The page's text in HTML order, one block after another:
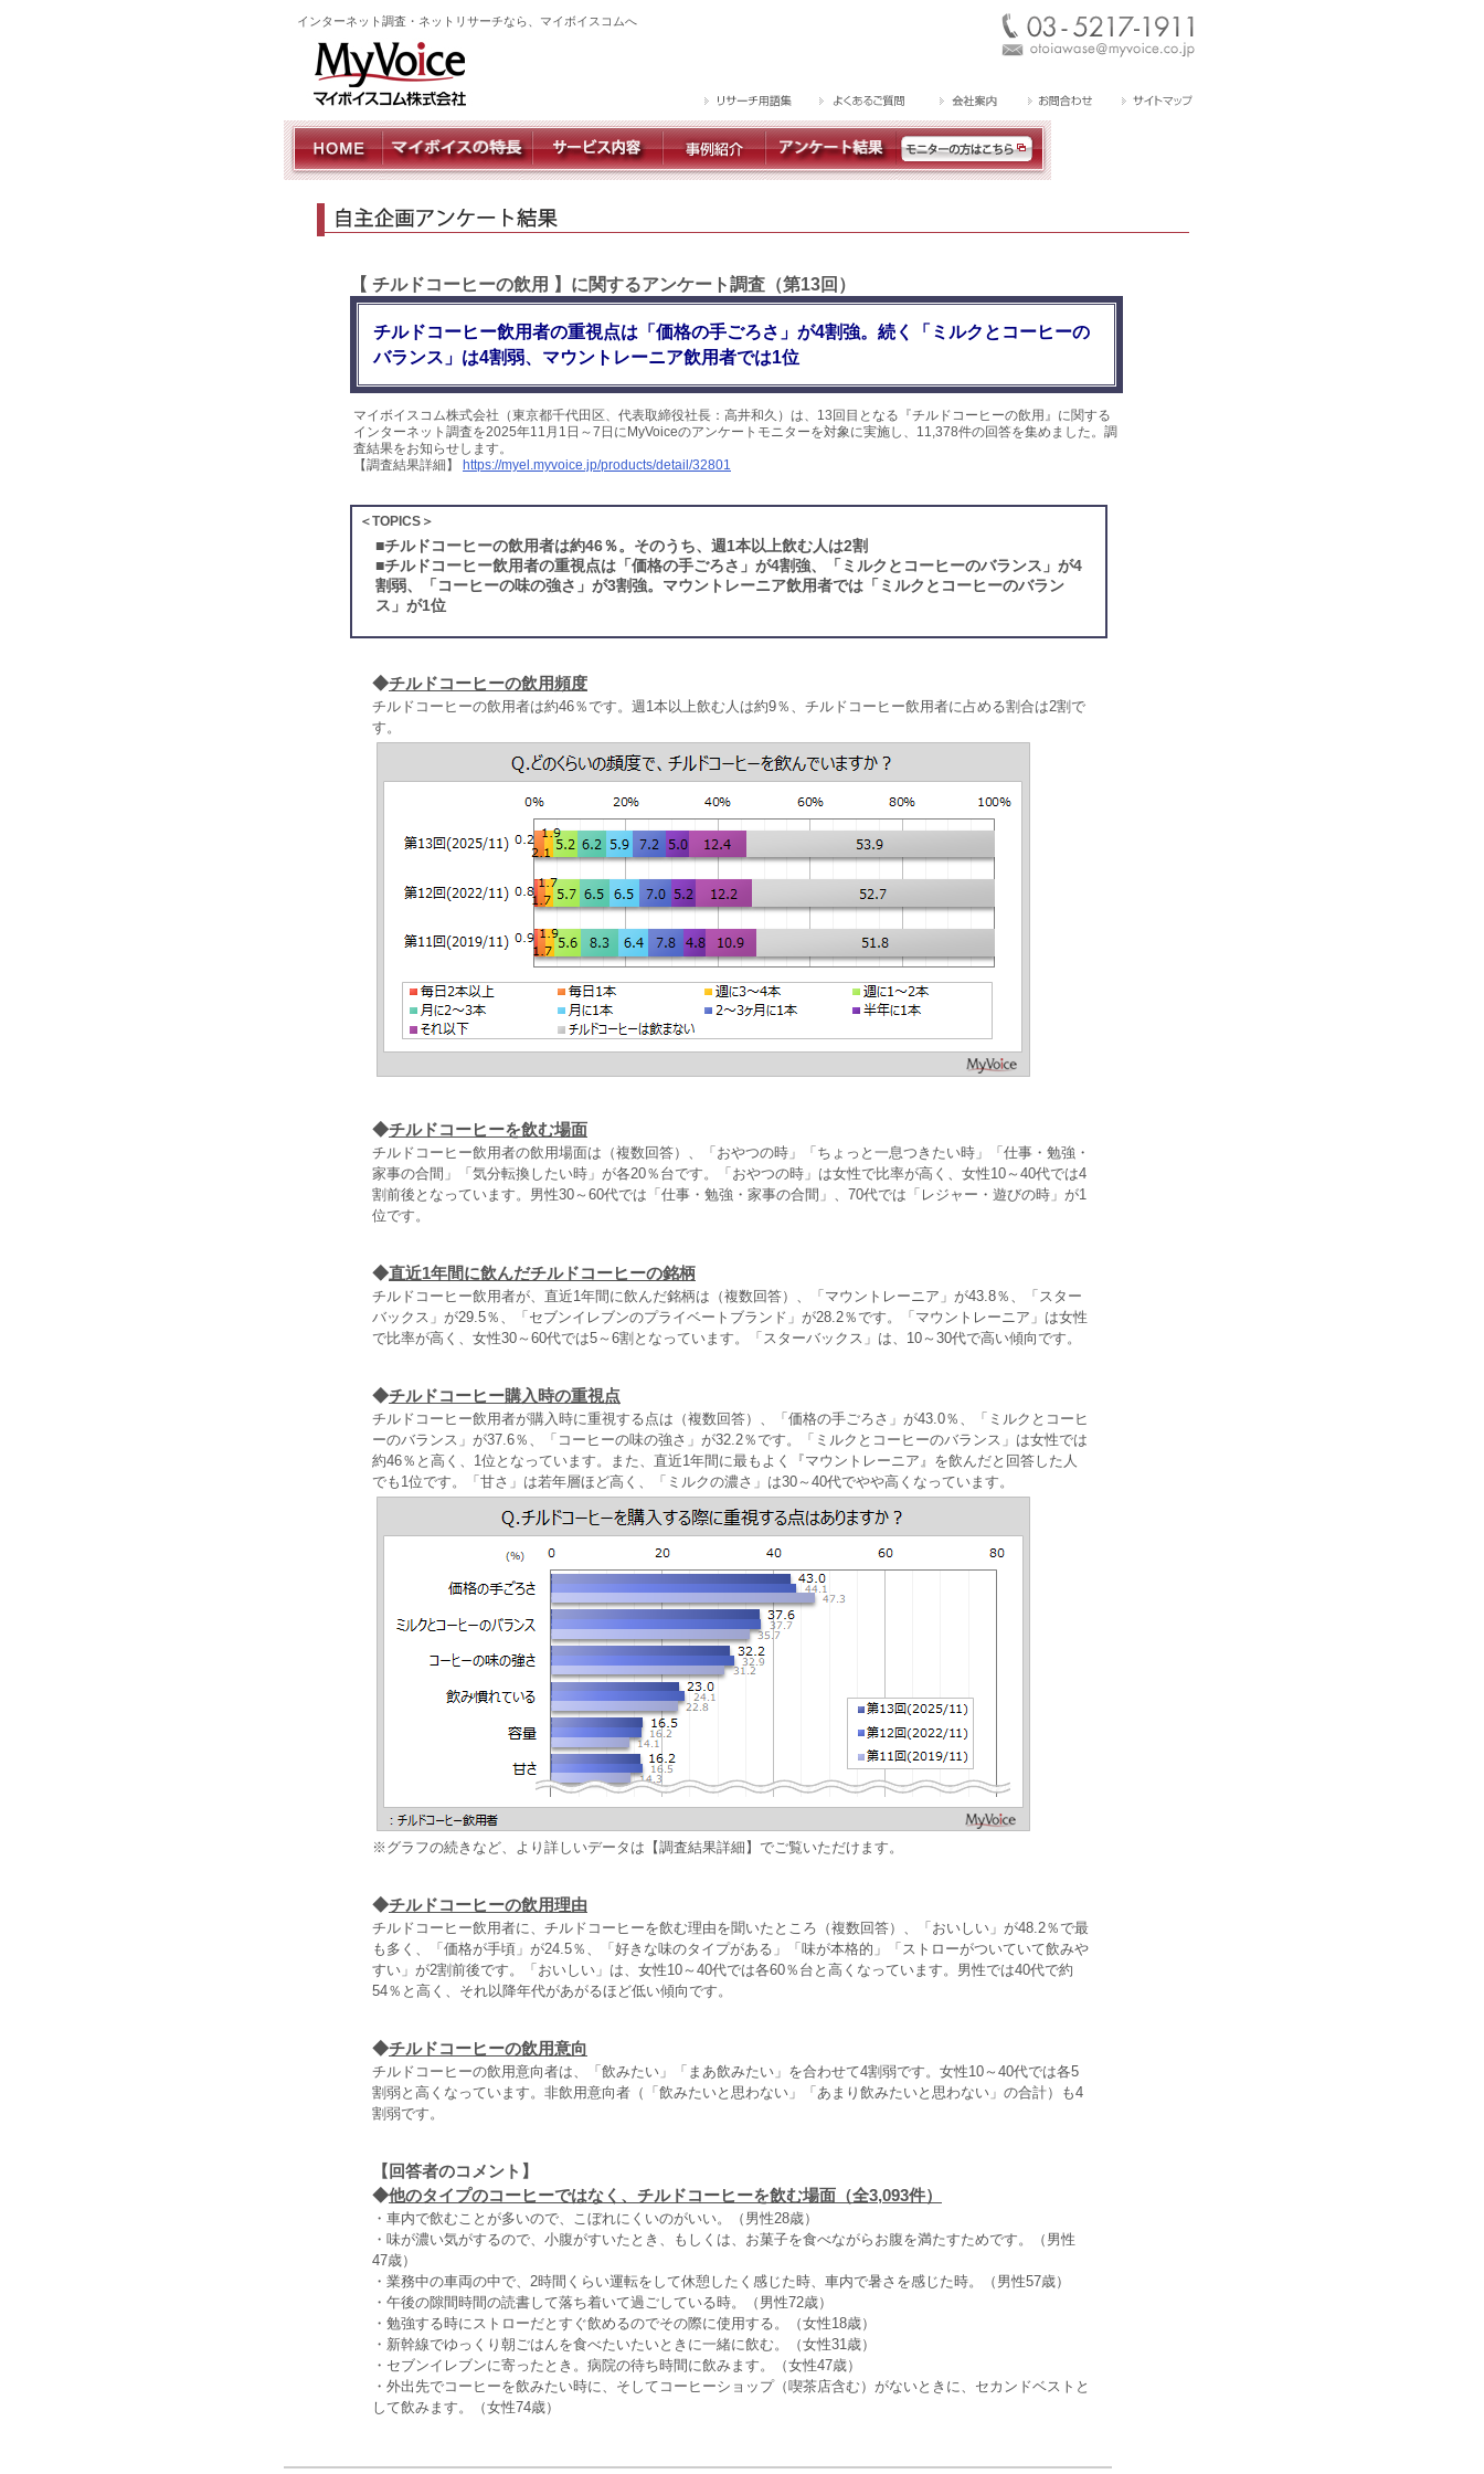
インターネット調査・ネットリサーチなら、マイボイスコムへ
【 チルドコーヒーの飲用 】に関するアンケート調査（第13回）
チルドコーヒー飲用者の重視点は「価格の手ごろさ」が4割強。続く「ミルクとコーヒーの
バランス」は4割弱、マウントレーニア飲用者では1位
マイボイスコム株式会社（東京都千代田区、代表取締役社長：高井和久）は、13回目となる『チルドコーヒーの飲用』に関する
インターネット調査を2025年11月1日～7日にMyVoiceのアンケートモニターを対象に実施し、11,378件の回答を集めました。調
査結果をお知らせします。
【調査結果詳細】
https://myel.myvoice.jp/products/detail/32801
＜TOPICS＞
■チルドコーヒーの飲用者は約46％。そのうち、週1本以上飲む人は2割
■チルドコーヒー飲用者の重視点は「価格の手ごろさ」が4割強、「ミルクとコーヒーのバランス」が4
割弱、「コーヒーの味の強さ」が3割強。マウントレーニア飲用者では「ミルクとコーヒーのバラン
ス」が1位
◆チルドコーヒーの飲用頻度
チルドコーヒーの飲用者は約46％です。週1本以上飲む人は約9％、チルドコーヒー飲用者に占める割合は2割で
す。
◆チルドコーヒーを飲む場面
チルドコーヒー飲用者の飲用場面は（複数回答）、「おやつの時」「ちょっと一息つきたい時」「仕事・勉強・
家事の合間」「気分転換したい時」が各20％台です。「おやつの時」は女性で比率が高く、女性10～40代では4
割前後となっています。男性30～60代では「仕事・勉強・家事の合間」、70代では「レジャー・遊びの時」が1
位です。
◆直近1年間に飲んだチルドコーヒーの銘柄
チルドコーヒー飲用者が、直近1年間に飲んだ銘柄は（複数回答）、「マウントレーニア」が43.8％、「スター
バックス」が29.5％、「セブンイレブンのプライベートブランド」が28.2％です。「マウントレーニア」は女性
で比率が高く、女性30～60代では5～6割となっています。「スターバックス」は、10～30代で高い傾向です。
◆チルドコーヒー購入時の重視点
チルドコーヒー飲用者が購入時に重視する点は（複数回答）、「価格の手ごろさ」が43.0％、「ミルクとコーヒ
ーのバランス」が37.6％、「コーヒーの味の強さ」が32.2％です。「ミルクとコーヒーのバランス」は女性では
約46％と高く、1位となっています。また、直近1年間に最もよく『マウントレーニア』を飲んだと回答した人
でも1位です。「甘さ」は若年層ほど高く、「ミルクの濃さ」は30～40代でやや高くなっています。
※グラフの続きなど、より詳しいデータは【調査結果詳細】でご覧いただけます。
◆チルドコーヒーの飲用理由
チルドコーヒー飲用者に、チルドコーヒーを飲む理由を聞いたところ（複数回答）、「おいしい」が48.2％で最
も多く、「価格が手頃」が24.5％、「好きな味のタイプがある」「味が本格的」「ストローがついていて飲みや
すい」が2割前後です。「おいしい」は、女性10～40代では各60％台と高くなっています。男性では40代で約
54％と高く、それ以降年代があがるほど低い傾向です。
◆チルドコーヒーの飲用意向
チルドコーヒーの飲用意向者は、「飲みたい」「まあ飲みたい」を合わせて4割弱です。女性10～40代では各5
割弱と高くなっています。非飲用意向者（「飲みたいと思わない」「あまり飲みたいと思わない」の合計）も4
割弱です。
【回答者のコメント】
◆他のタイプのコーヒーではなく、チルドコーヒーを飲む場面（全3,093件）
・車内で飲むことが多いので、こぼれにくいのがいい。（男性28歳）
・味が濃い気がするので、小腹がすいたとき、もしくは、お菓子を食べながらお腹を満たすためです。（男性
47歳）
・業務中の車両の中で、2時間くらい運転をして休憩したく感じた時、車内で暑さを感じた時。（男性57歳）
・午後の隙間時間の読書して落ち着いて過ごしている時。（男性72歳）
・勉強する時にストローだとすぐ飲めるのでその際に使用する。（女性18歳）
・新幹線でゆっくり朝ごはんを食べたいたいときに一緒に飲む。（女性31歳）
・セブンイレブンに寄ったとき。病院の待ち時間に飲みます。（女性47歳）
・外出先でコーヒーを飲みたい時に、そしてコーヒーショップ（喫茶店含む）がないときに、セカンドベストと
して飲みます。（女性74歳）